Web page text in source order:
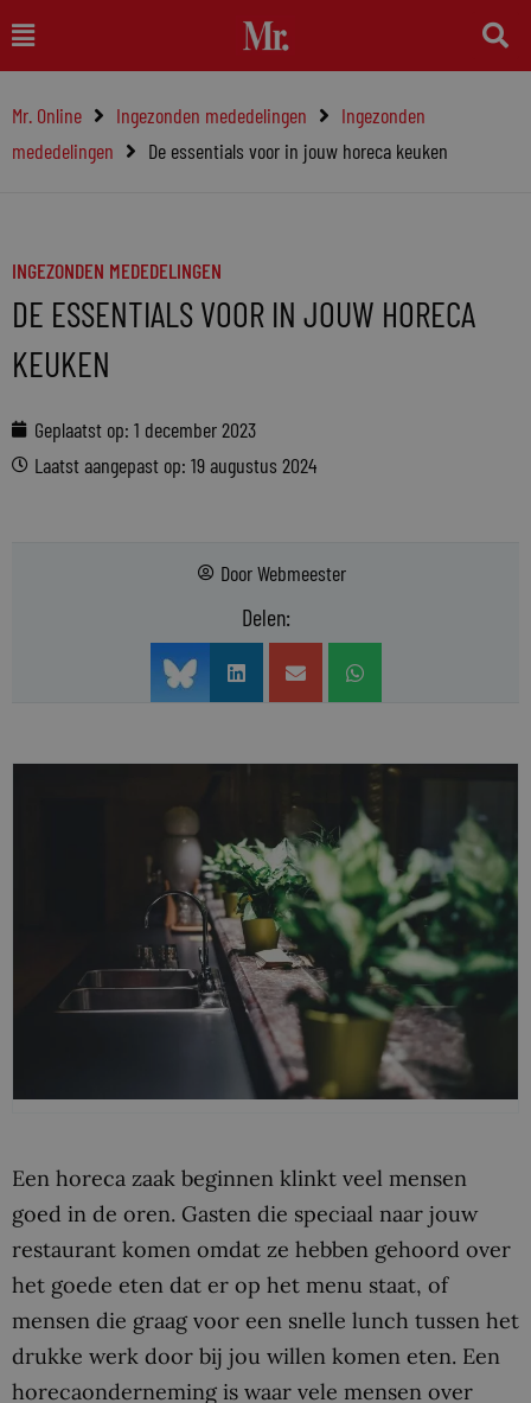
naar
inhoud
Main
Menu
Mr. Online Ingezonden mededelingen
Ingezonden
mededelingen
De essentials voor in jouw horeca keuken
INGEZONDEN MEDEDELINGEN
DE ESSENTIALS VOOR IN JOUW HORECA
KEUKEN
Geplaatst op: 1 december 2023
Laatst aangepast op: 19 augustus 2024
DoorWebmeester
Delen:
Een horeca zaak beginnen klinkt veel mensen
goed in de oren. Gasten die speciaal naar jouw
restaurant komen omdat ze hebben gehoord over
het goede eten dat er op het menu staat, of
mensen die graag voor een snelle lunch tussen het
drukke werk door bij jou willen komen eten. Een
horecaonderneming is waar vele mensen over